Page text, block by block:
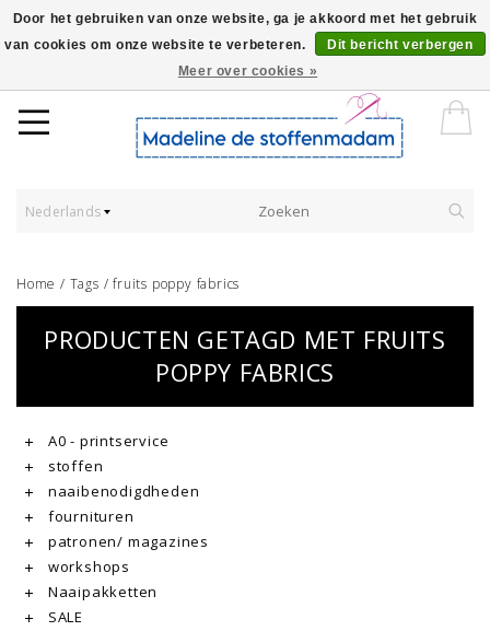
Worldwide Shipping - Onze stoffen worden verkocht per 10 cm.
Nederlands
Home / Tags /fruits poppy fabrics
PRODUCTEN GETAGD MET FRUITS
POPPY FABRICS
A0 - printservice
stoffen
naaibenodigdheden
fournituren
patronen/ magazines
workshops
Naaipakketten
SALE
Door het gebruiken van onze website, ga je akkoord met het gebruik
van cookies om onze website te verbeteren.
Dit bericht verbergen
Meer over cookies »